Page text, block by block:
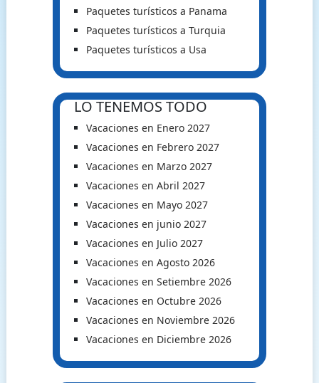
Paquetes turísticos a Panama
Paquetes turísticos a Turquia
Paquetes turísticos a Usa
LO TENEMOS TODO
Vacaciones en Enero 2027
Vacaciones en Febrero 2027
Vacaciones en Marzo 2027
Vacaciones en Abril 2027
Vacaciones en Mayo 2027
Vacaciones en junio 2027
Vacaciones en Julio 2027
Vacaciones en Agosto 2026
Vacaciones en Setiembre 2026
Vacaciones en Octubre 2026
Vacaciones en Noviembre 2026
Vacaciones en Diciembre 2026